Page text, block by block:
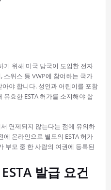
기 위해 미국 당국이 도입한 전자
스위스 등 VWP에 참여하는 국가
야 합니다. 성인과 어린이를 포함
효한 ESTA 허가를 소지해야 합
면제되지 않는다는 점에 유의하
온라인으로 별도의 ESTA 허가
부모 중 한 사람의 여권에 등록된
발급 요건